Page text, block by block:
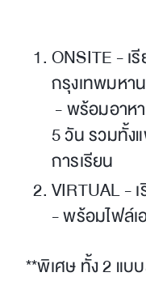
ONSITE - เ
กรุงเทพมหา
- พร้อมอาห
5 วัน รวมทั้ง
การเรียน
VIRTUAL -
- พร้อมไฟล์เ
**พิเศษ ทั้ง 2 แ